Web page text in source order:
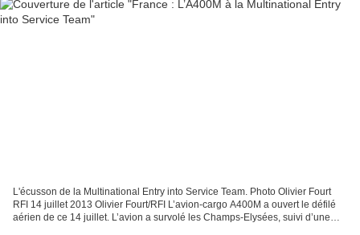
L'écusson de la Multinational Entry into Service Team. Photo Olivier Fourt
RFI 14 juillet 2013 Olivier Fourt/RFI L’avion-cargo A400M a ouvert le défilé
aérien de ce 14 juillet. L’avion a survolé les Champs-Elysées, suivi d’une